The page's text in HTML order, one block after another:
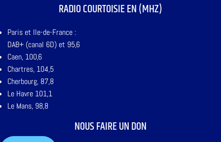
RADIO COURTOISIE EN (MHZ)
Paris et Ile-de-France :
DAB+ (canal 6D) et 95,6
Caen, 100,6
Chartres, 104,5
Cherbourg, 87,8
Le Havre 101,1
Le Mans, 98,8
NOUS FAIRE UN DON